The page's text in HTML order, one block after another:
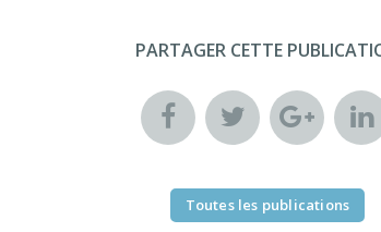
PARTAGER CETTE
Toutes les publications